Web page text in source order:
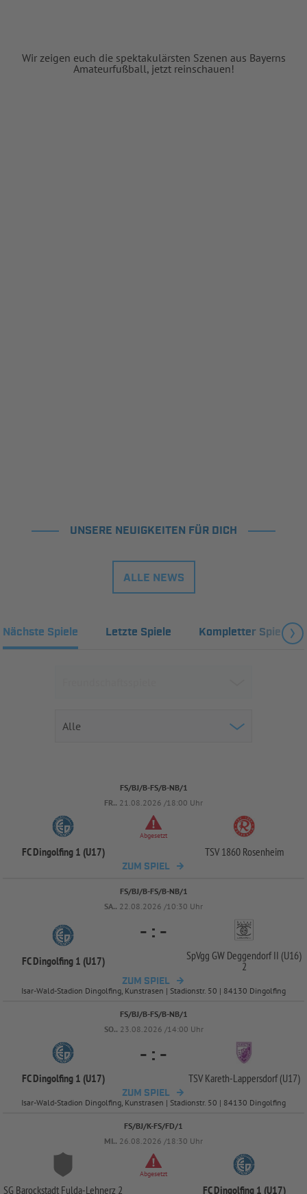
Wir zeigen euch die spektakulärsten Szenen aus Bayerns
Amateurfußball, jetzt reinschauen!
UNSERE NEUIGKEITEN FÜR DICH
ALLE NEWS
Nächste Spiele Letzte Spiele Kompletter Spielplan
FS/BJ/B-FS/B-NB/1
FR.. 21.08.2026 /18:00 Uhr
FC Dingolfing 1 (U17)
Abgesetzt
TSV 1860 Rosenheim
ZUM SPIEL
FS/BJ/B-FS/B-NB/1
SA.. 22.08.2026 /10:30 Uhr
FC Dingolfing 1 (U17)
- : -
SpVgg GW Deggendorf II (U16)
2
ZUM SPIEL
Isar-Wald-Stadion Dingolfing, Kunstrasen | Stadionstr. 50 | 84130 Dingolfing
FS/BJ/B-FS/B-NB/1
SO.. 23.08.2026 /14:00 Uhr
FC Dingolfing 1 (U17)
- : -
TSV Kareth-Lappersdorf (U17)
ZUM SPIEL
Isar-Wald-Stadion Dingolfing, Kunstrasen | Stadionstr. 50 | 84130 Dingolfing
FS/BJ/K-FS/FD/1
MI.. 26.08.2026 /18:30 Uhr
SG Barockstadt Fulda-Lehnerz 2
Abgesetzt
FC Dingolfing 1 (U17)